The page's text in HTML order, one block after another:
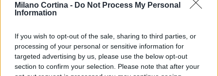
Milano Cortina - Do Not Process My Personal
Information
If you wish to opt-out of the sale, sharing to third parties, or
processing of your personal or sensitive information for
targeted advertising by us, please use the below opt-out
section to confirm your selection. Please note that after your
contratti pubblici rappresentano un’opportunità per
le pubbliche amministrazioni di migliorare la loro
efficienza e la fiducia dei cittadini. L’evoluzione
delle normative e l’adozione di tecnologie